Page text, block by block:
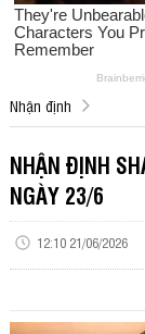
Nhận định
NHẬN ĐỊNH
NGÀY 23/6
12:10 21/06/2026